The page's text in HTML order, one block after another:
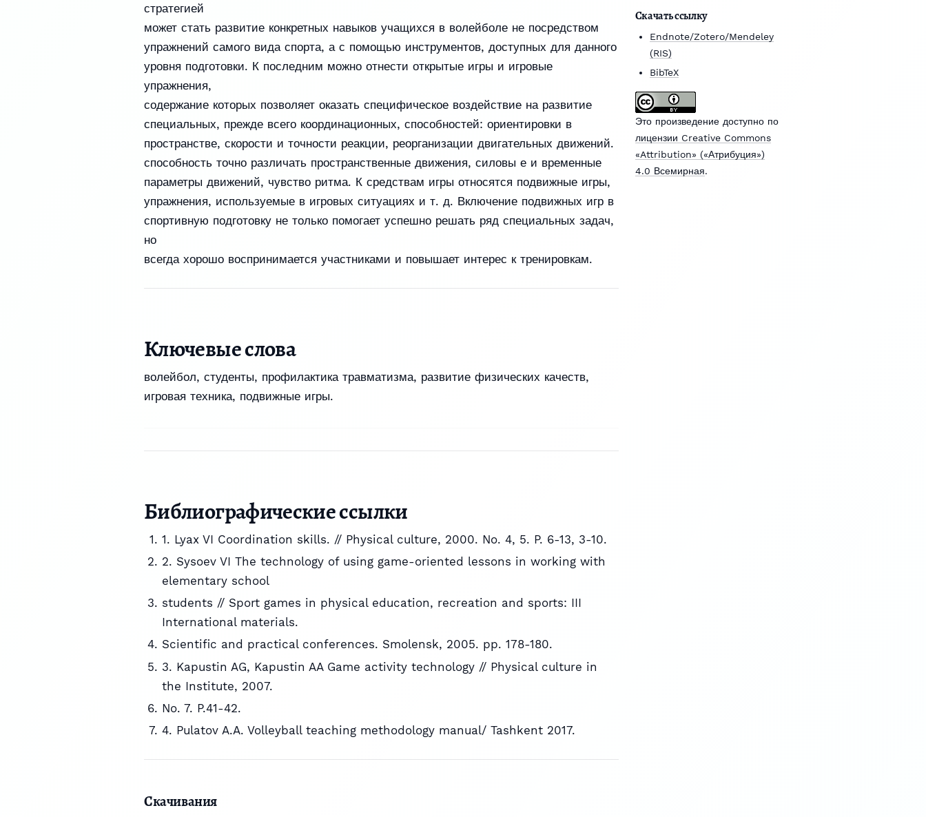
Скачать ссылку
Endnote/Zotero/Mendeley
(RIS)
BibTeX
Это произведение доступно по
лицензии Creative Commons
«Attribution» («Атрибуция»)
4.0 Всемирная.
стратегией
может стать развитие конкретных навыков учащихся в волейболе не посредством
упражнений самого вида спорта, а с помощью инструментов, доступных для данного
уровня подготовки. К последним можно отнести открытые игры и игровые
упражнения,
содержание которых позволяет оказать специфическое воздействие на развитие
специальных, прежде всего координационных, способностей: ориентировки в
пространстве, скорости и точности реакции, реорганизации двигательных движений.
способность точно различать пространственные движения, силовы е и временные
параметры движений, чувство ритма. К средствам игры относятся подвижные игры,
упражнения, используемые в игровых ситуациях и т. д. Включение подвижных игр в
спортивную подготовку не только помогает успешно решать ряд специальных задач,
но
всегда хорошо воспринимается участниками и повышает интерес к тренировкам.
Ключевые слова
волейбол, студенты, профилактика травматизма, развитие физических качеств,
игровая техника, подвижные игры.
Библиографические ссылки
1. Lyax VI Coordination skills. // Physical culture, 2000. No. 4, 5. P. 6-13, 3-10.
2. Sysoev VI The technology of using game-oriented lessons in working with
elementary school
students // Sport games in physical education, recreation and sports: III
International materials.
Scientific and practical conferences. Smolensk, 2005. pp. 178-180.
3. Kapustin AG, Kapustin AA Game activity technology // Physical culture in
the Institute, 2007.
No. 7. P.41-42.
4. Pulatov A.A. Volleyball teaching methodology manual/ Tashkent 2017.
Скачивания